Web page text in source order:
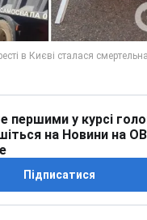
першими у курсі
на Новини на
Підписатися